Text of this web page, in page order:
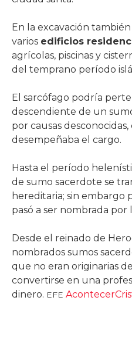
En la excavación
varios edificios
agrícolas, piscinas y
del temprano período
El sarcófago podría
descendiente de un
por causas
desempeñaba el cargo.
Hasta el período
de sumo sacerdote se
hereditaria; sin embargo
pasó a ser nombrada
Desde el reinado de
nombrados sumos
que no eran originarias
convertirse en una
dinero. EFE